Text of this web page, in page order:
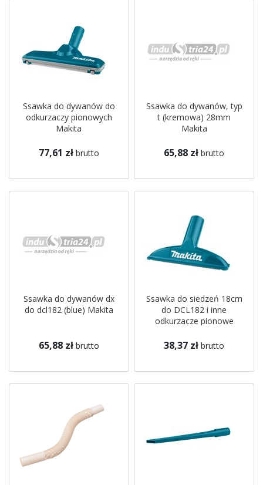
Ssawka do dywanów do
odkurzaczy pionowych
Makita
77,61 zł brutto
Ssawka do dywanów, typ
t (kremowa) 28mm
Makita
65,88 zł brutto
Ssawka do dywanów dx
do dcl182 (blue) Makita
65,88 zł brutto
Ssawka do siedzeń 18cm
do DCL182 i inne
odkurzacze pionowe
38,37 zł brutto